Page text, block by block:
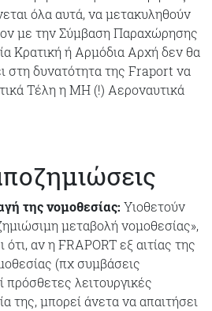
όλα αυτά, να μετακυληθούν
με την Σύμβαση Παραχώρησης
Κρατική ή Αρμόδια Αρχή δεν θα
στη δυνατότητα της Fraport να
Τέλη η ΜΗ (!) Αεροναυτικά
της νομοθεσίας: Υιοθετούν
μεταβολή νομοθεσίας»,
αν η FRAPORT εξ αιτίας της
(πχ συμβάσεις
πρόσθετες λειτουργικές
της, μπορεί άνετα να απαιτήσει